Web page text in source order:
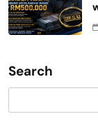
Search